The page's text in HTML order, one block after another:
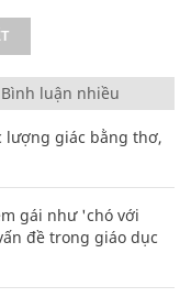
Bình luận nhiều
lượng giác bằng thơ,
gái như 'chó với
đề trong giáo dục